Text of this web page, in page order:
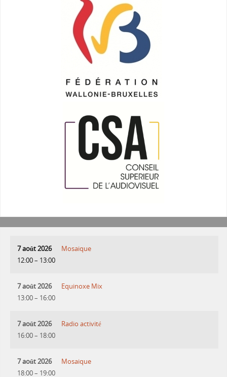
7 août 2026
12:00– 13:00
Mosaique
7 août 2026
13:00– 16:00
Equinoxe Mix
7 août 2026
16:00– 18:00
Radio activité
7 août 2026
18:00– 19:00
Mosaique